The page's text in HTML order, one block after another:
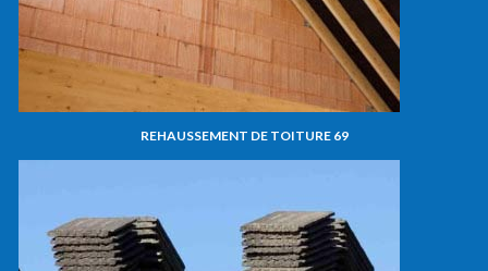
REHAUSSEMENT DE TOITURE 69